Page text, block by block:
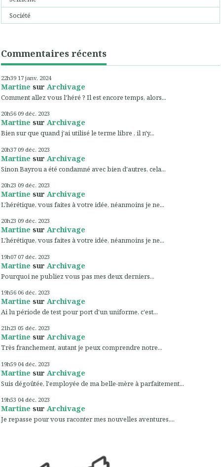
Société
Commentaires récents
22h39 17 janv. 2024
Martine sur Archivage
Comment allez vous l'héré ? Il est encore temps, alors...
20h56 09 déc. 2023
Martine sur Archivage
Bien sur que quand j'ai utilisé le terme libre , il n'y...
20h37 09 déc. 2023
Martine sur Archivage
Sinon Bayrou a été condamné avec bien d'autres, cela...
20h23 09 déc. 2023
Martine sur Archivage
L'hérétique, vous faites à votre idée, néanmoins je ne...
20h23 09 déc. 2023
Martine sur Archivage
L'hérétique, vous faites à votre idée, néanmoins je ne...
19h07 07 déc. 2023
Martine sur Archivage
Pourquoi ne publiez vous pas mes deux derniers...
19h56 06 déc. 2023
Martine sur Archivage
Ai lu période de test pour port d'un uniforme, c'est...
21h23 05 déc. 2023
Martine sur Archivage
Très franchement, autant je peux comprendre notre...
19h59 04 déc. 2023
Martine sur Archivage
Suis dégoûtée, l'employée de ma belle-mère à parfaitement...
19h53 04 déc. 2023
Martine sur Archivage
Je repasse pour vous raconter mes nouvelles aventures,...